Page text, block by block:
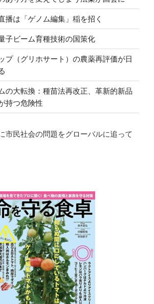
播は「ゲノム編集」稲を招く
子ビーム育種技術の国策化
プ（グリホサート）の農薬再評価が日
の大転換：種苗法再改正、革新的新品
持つ危険性
市民社会の問題をグローバルに追って